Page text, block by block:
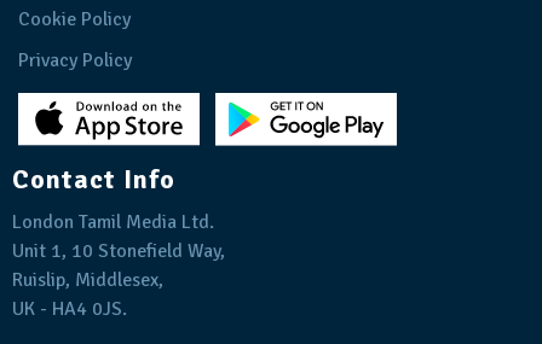
Cookie Policy
Privacy Policy
Contact Info
London Tamil Media Ltd.
Unit 1, 10 Stonefield Way,
Ruislip, Middlesex,
UK - HA4 0JS.